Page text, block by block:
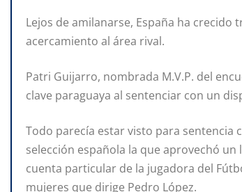
Lejos de amilanarse, España ha
acercamiento al área rival.
Patri Guijarro, nombrada M.V.P. del
clave paraguaya al sentenciar con un
Todo parecía estar visto para sentencia
selección española la que aprovechó
cuenta particular de la jugadora del
mujeres que dirige Pedro López.